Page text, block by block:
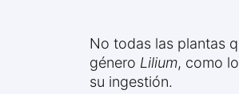
No todas las plantas
género Lilium, como
su ingestión.